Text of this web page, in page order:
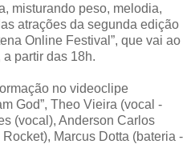
misturando peso, melodia,
atrações da segunda edição
Online Festival”, que vai ao
a partir das 18h.
no videoclipe
God”, Theo Vieira (vocal -
(vocal), Anderson Carlos
Marcus Dotta (bateria -